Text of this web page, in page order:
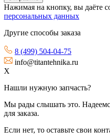
Нажимая на кнопку, вы даёте
персональных данных
Другие способы заказа
8 (499) 504-04-75
info@titantehnika.ru
X
Нашли нужную запчасть?
Мы рады слышать это.
для заказа.
Если нет, то оставьте свои